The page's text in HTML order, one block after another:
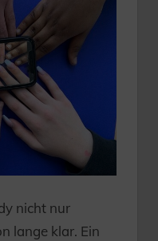
nicht nur
lange klar. Ein